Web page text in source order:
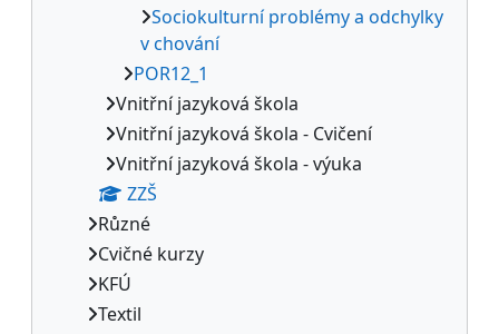
Sociokulturní problémy a odchylky
v chování
POR12_1
Vnitřní jazyková škola
Vnitřní jazyková škola - Cvičení
Vnitřní jazyková škola - výuka
ZZŠ
Různé
Cvičné kurzy
KFÚ
Textil